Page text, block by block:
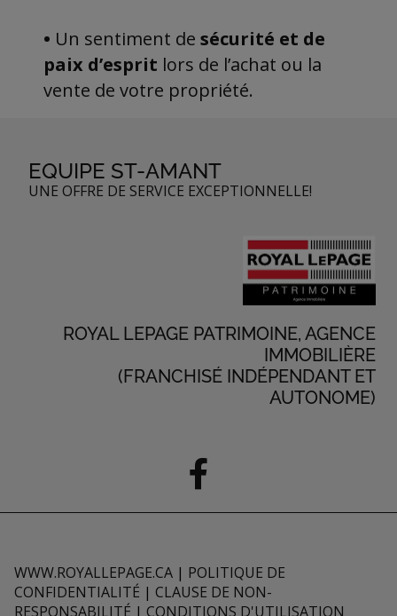
• Un sentiment de sécurité et de
paix d’esprit lors de l’achat ou la
vente de votre propriété.
EQUIPE ST-AMANT
UNE OFFRE DE SERVICE EXCEPTIONNELLE!
ROYAL LEPAGE PATRIMOINE, AGENCE
IMMOBILIÈRE
(FRANCHISÉ INDÉPENDANT ET
AUTONOME)
WWW.ROYALLEPAGE.CA | POLITIQUE DE
CONFIDENTIALITÉ | CLAUSE DE NON-
RESPONSABILITÉ | CONDITIONS D'UTILISATION